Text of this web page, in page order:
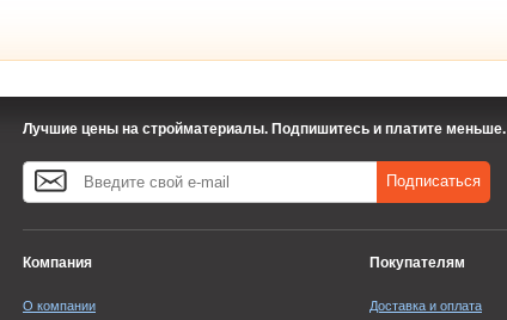
Лучшие цены на стройматериалы. Подпишитесь и платите меньше.
Подписаться
Компания
О компании
Покупателям
Доставка и оплата